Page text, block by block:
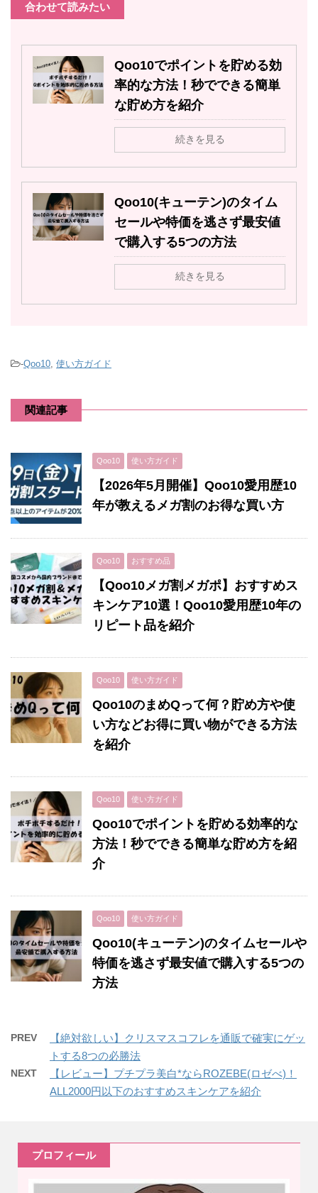
合わせて読みたい
Qoo10でポイントを貯める効
率的な方法！秒でできる簡単
な貯め方を紹介
続きを見る
Qoo10(キューテン)のタイム
セールや特価を逃さず最安値
で購入する5つの方法
続きを見る
-Qoo10, 使い方ガイド
関連記事
Qoo10 使い方ガイド
【2026年5月開催】Qoo10愛用歴10
年が教えるメガ割のお得な買い方
Qoo10 おすすめ品
【Qoo10メガ割メガポ】おすすめス
キンケア10選！Qoo10愛用歴10年の
リピート品を紹介
Qoo10 使い方ガイド
Qoo10のまめQって何？貯め方や使
い方などお得に買い物ができる方法
を紹介
Qoo10 使い方ガイド
Qoo10でポイントを貯める効率的な
方法！秒でできる簡単な貯め方を紹
介
Qoo10 使い方ガイド
Qoo10(キューテン)のタイムセールや
特価を逃さず最安値で購入する5つの
方法
PREV
【絶対欲しい】クリスマスコフレを通販で確実にゲッ
トする8つの必勝法
NEXT
【レビュー】プチプラ美白*ならROZEBE(ロゼべ)！
ALL2000円以下のおすすめスキンケアを紹介
プロフィール